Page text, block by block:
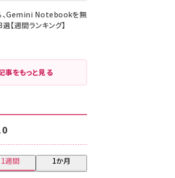
、Gemini Notebookを無
【週間ランキング】
事をもっと見る
1週間 1か月